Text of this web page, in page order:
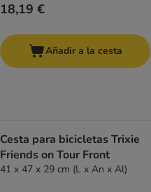
18,19 €
Añadir a la cesta
Cesta para bicicletas Trixie
Friends on Tour Front
41 x 47 x 29 cm (L x An x Al)